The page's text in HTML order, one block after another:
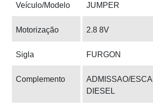
Veículo/Modelo JUMPER
Motorização 2.8 8V
Sigla FURGON
Complemento
ADMISSAO/
DIESEL